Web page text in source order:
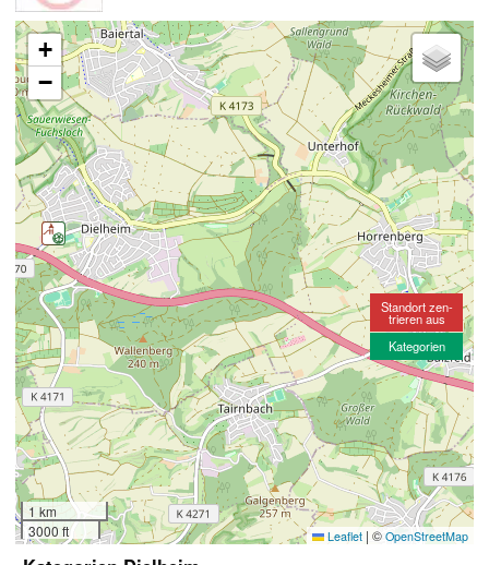
+
−
1 km
3000 ft
Leaflet | © OpenStreetMap
Standort zen-
trieren aus
Kategorien